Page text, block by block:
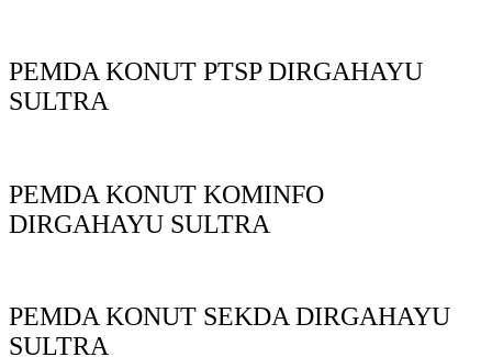
PEMDA KONUT PTSP DIRGAHAYU
SULTRA
PEMDA KONUT KOMINFO
DIRGAHAYU SULTRA
PEMDA KONUT SEKDA DIRGAHAYU
SULTRA